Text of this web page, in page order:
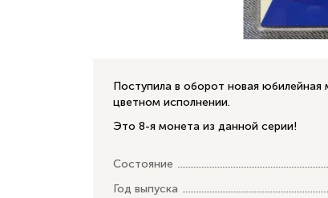
Поступила в оборот новая юбилейная
цветном исполнении.
Это 8-я монета из данной серии!
Состояние
Год выпуска